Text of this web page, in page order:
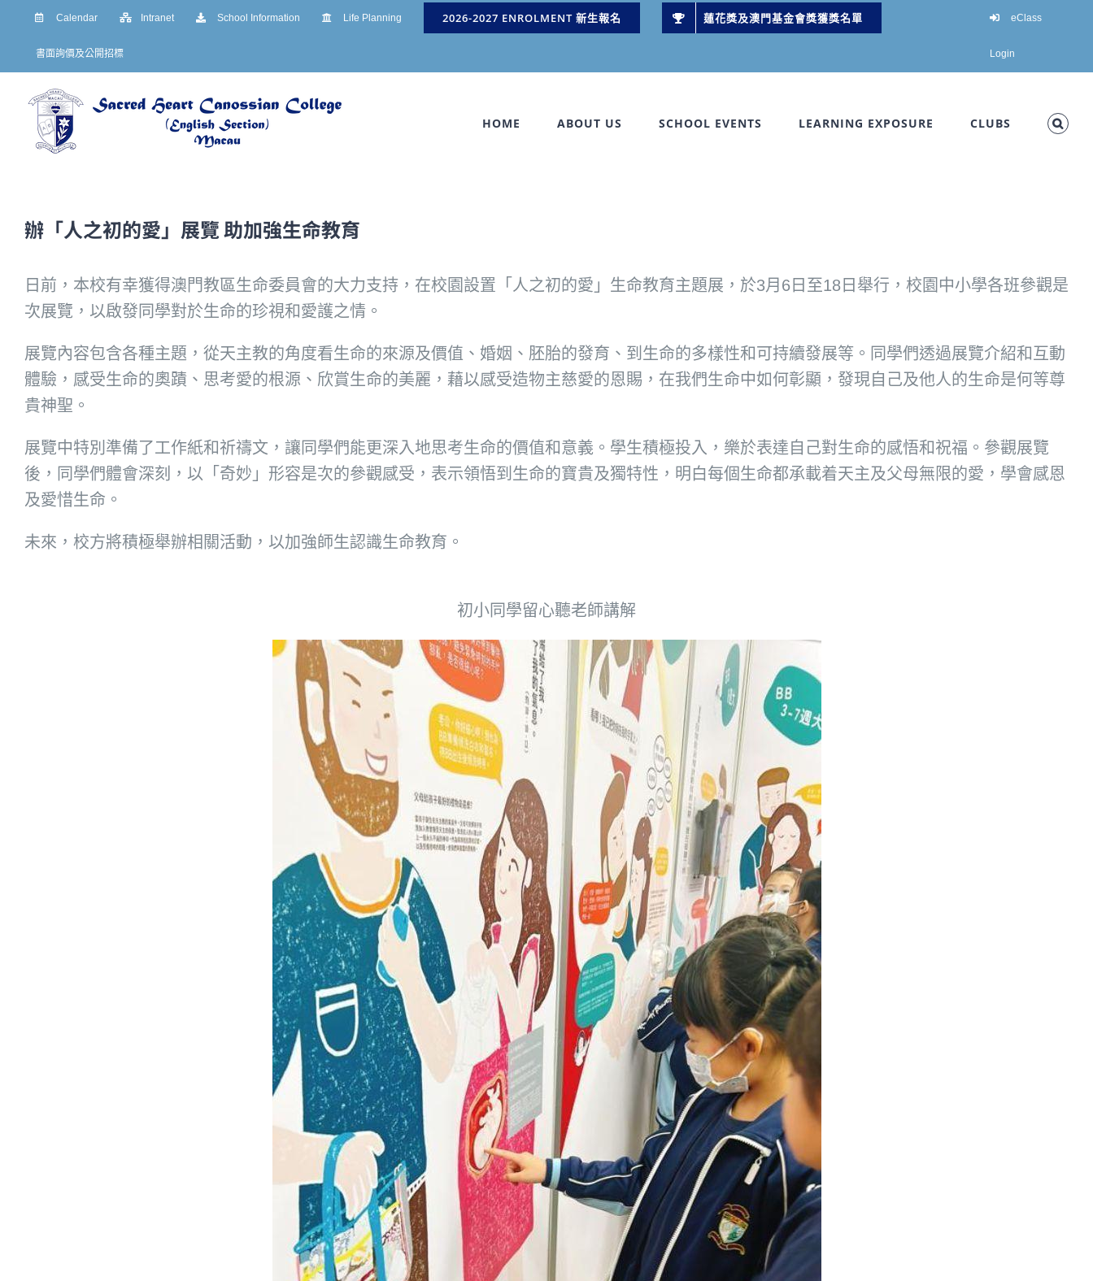
Calendar Intranet School Information Life Planning 2026-2027 ENROLMENT 新生報名 蓮花獎及澳門基金會獎獲獎名單
書面詢價及公開招標
eClass
Login
HOME ABOUT US SCHOOL EVENTS LEARNING EXPOSURE CLUBS
辦「人之初的愛」展覽 助加強生命教育
日前，本校有幸獲得澳門教區生命委員會的大力支持，在校園設置「人之初的愛」生命教育主題展，於3月6日至18日舉行，校園中小學各班參觀是
次展覽，以啟發同學對於生命的珍視和愛護之情。
展覽內容包含各種主題，從天主教的角度看生命的來源及價值、婚姻、胚胎的發育、到生命的多樣性和可持續發展等。同學們透過展覽介紹和互動
體驗，感受生命的奧蹟、思考愛的根源、欣賞生命的美麗，藉以感受造物主慈愛的恩賜，在我們生命中如何彰顯，發現自己及他人的生命是何等尊
貴神聖。
展覽中特別準備了工作紙和祈禱文，讓同學們能更深入地思考生命的價值和意義。學生積極投入，樂於表達自己對生命的感悟和祝福。參觀展覽
後，同學們體會深刻，以「奇妙」形容是次的參觀感受，表示領悟到生命的寶貴及獨特性，明白每個生命都承載着天主及父母無限的愛，學會感恩
及愛惜生命。
未來，校方將積極舉辦相關活動，以加強師生認識生命教育。
初小同學留心聽老師講解